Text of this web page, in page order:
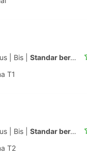
Bis Standar berAC
T1
Bis Standar berAC
T2